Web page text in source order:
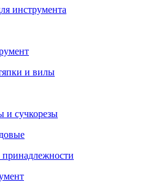
инструмента
и вилы
и сучкорезы